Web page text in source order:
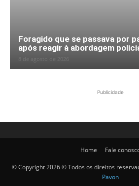
Foragido que se passava por
após reagir à abordagem
8 de agosto de 2026
Publicidade
Home Fale
© Copyright 2026 © Todos os direitos
Pavon